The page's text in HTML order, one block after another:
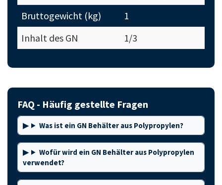
Bruttogewicht (kg)
1
Inhalt des GN
1/3
FAQ - Häufig gestellte Fragen
Was ist ein GN Behälter aus Polypropylen?
Wofür wird ein GN Behälter aus Polypropylen
verwendet?